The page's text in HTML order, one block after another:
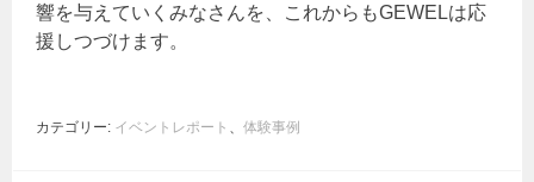
響を与えていくみなさんを、これからもGEWELは応
援しつづけます。
カテゴリー: イベントレポート 、体験事例